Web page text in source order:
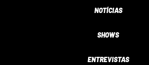
NOTÍCIAS
SHOWS
ENTREVISTAS